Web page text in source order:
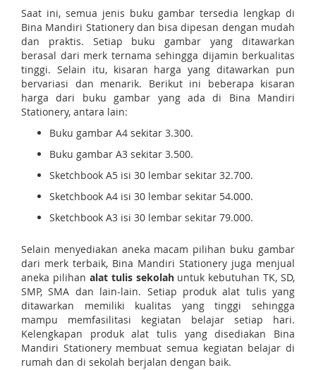
Saat ini, semua jenis buku gambar tersedia lengkap di
Bina Mandiri Stationery dan bisa dipesan dengan mudah
dan praktis. Setiap buku gambar yang ditawarkan
berasal dari merk ternama sehingga dijamin berkualitas
tinggi. Selain itu, kisaran harga yang ditawarkan pun
bervariasi dan menarik. Berikut ini beberapa kisaran
harga dari buku gambar yang ada di Bina Mandiri
Stationery, antara lain:
Buku gambar A4 sekitar 3.300.
Buku gambar A3 sekitar 3.500.
Sketchbook A5 isi 30 lembar sekitar 32.700.
Sketchbook A4 isi 30 lembar sekitar 54.000.
Sketchbook A3 isi 30 lembar sekitar 79.000.
Selain menyediakan aneka macam pilihan buku gambar
dari merk terbaik, Bina Mandiri Stationery juga menjual
aneka pilihan alat tulis sekolah untuk kebutuhan TK, SD,
SMP, SMA dan lain-lain. Setiap produk alat tulis yang
ditawarkan memiliki kualitas yang tinggi sehingga
mampu memfasilitasi kegiatan belajar setiap hari.
Kelengkapan produk alat tulis yang disediakan Bina
Mandiri Stationery membuat semua kegiatan belajar di
rumah dan di sekolah berjalan dengan baik.